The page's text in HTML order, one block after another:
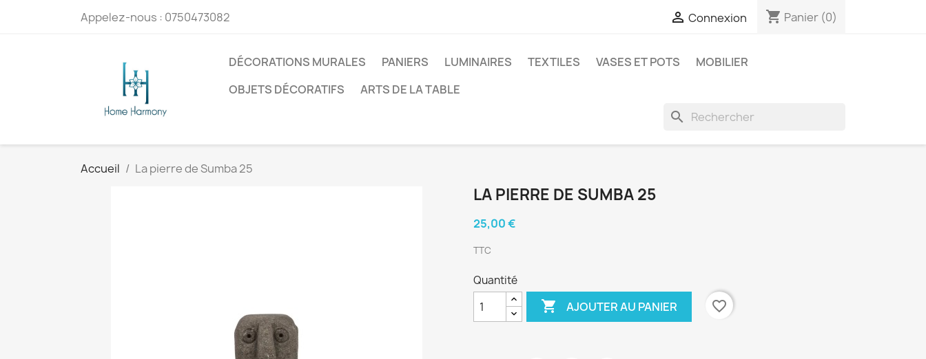
Appelez-nous : 0750473082  Connexion shopping_cart Panier (0)
DÉCORATIONS MURALES PANIERS LUMINAIRES TEXTILES VASES ET POTS
MOBILIER
OBJETS DÉCORATIFS
ARTS DE LA TABLE
search
Accueil La pierre de Sumba 25
LA PIERRE DE SUMBA 25
25,00 €
TTC
Quantité
 AJOUTER AU PANIER favorite_border